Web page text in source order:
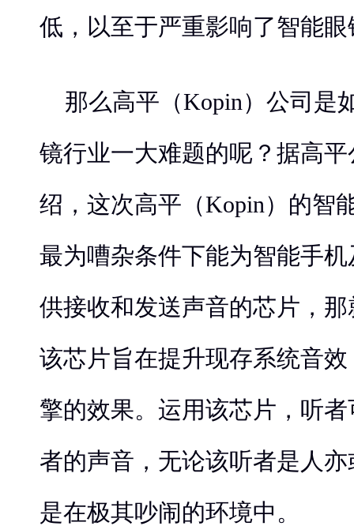
低，以至于严重影响了智能
那么高平（Kopin）公司是
镜行业一大难题的呢？据高
绍，这次高平（Kopin）的智
最为嘈杂条件下能为智能手
供接收和发送声音的芯片，那
该芯片旨在提升现存系统音
擎的效果。运用该芯片，听
者的声音，无论该听者是人
是在极其吵闹的环境中。